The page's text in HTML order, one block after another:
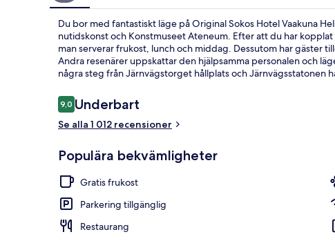
Du bor med fantastiskt läge på Original Sokos Hotel Vaakuna
nutidskonst och Konstmuseet Ateneum. Efter att du har
man serverar frukost, lunch och middag. Dessutom har gäster
Andra resenärer uppskattar den hjälpsamma personalen och
några steg från Järnvägstorget hållplats och Järnvägsstatonen
Recensioner
9,09,0 av 10,
Underbart
Se alla 1 012 recensioner
Populära bekvämligheter
Gratis frukost
Parkering tillgänglig
Restaurang